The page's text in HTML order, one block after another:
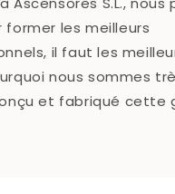
former les meilleurs
il faut les
nous sommes
et fabriqué cette